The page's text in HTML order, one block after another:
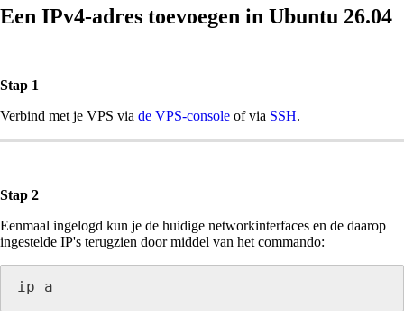
Een IPv4-adres toevoegen in Ubuntu 26.04
Stap 1
Verbind met je VPS via de VPS-console of via SSH.
Stap 2
Eenmaal ingelogd kun je de huidige networkinterfaces en de daarop
ingestelde IP's terugzien door middel van het commando:
ip a